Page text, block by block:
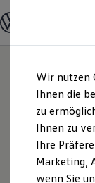
Hauptinhalt
springen
Footer
springen
Modelle
SUV
Kombis
24Wir nutzen
Ihnen die
zu
Ihnen zu
Ihre
Marketing,
wenn Sie